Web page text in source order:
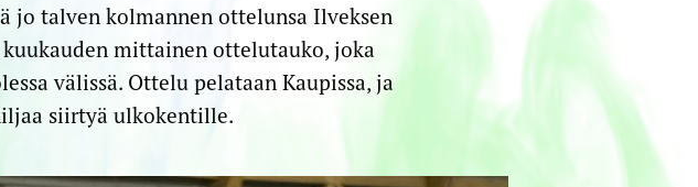
jo talven kolmannen ottelunsa Ilveksen
mittainen ottelutauko, joka
välissä. Ottelu pelataan Kaupissa, ja
siirtyä ulkokentille.